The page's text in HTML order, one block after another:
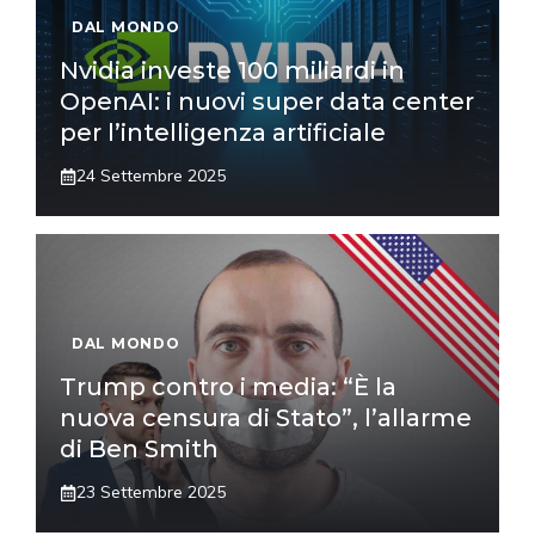
DAL MONDO
Nvidia investe 100 miliardi in
OpenAI: i nuovi super data center
per l’intelligenza artificiale
24 Settembre 2025
DAL MONDO
Trump contro i media: “È la
nuova censura di Stato”, l’allarme
di Ben Smith
23 Settembre 2025